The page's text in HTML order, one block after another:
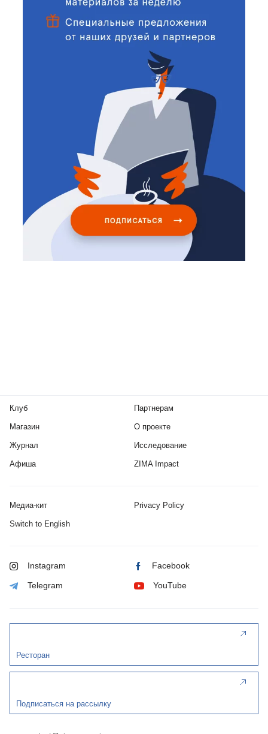
Клуб
Магазин
Журнал
Афиша
Партнерам
О проекте
Исследование
ZIMA Impact
Медиа-кит Privacy Policy
Switch to English
Instagram Facebook
Telegram YouTube
Ресторан
Подписаться на рассылку